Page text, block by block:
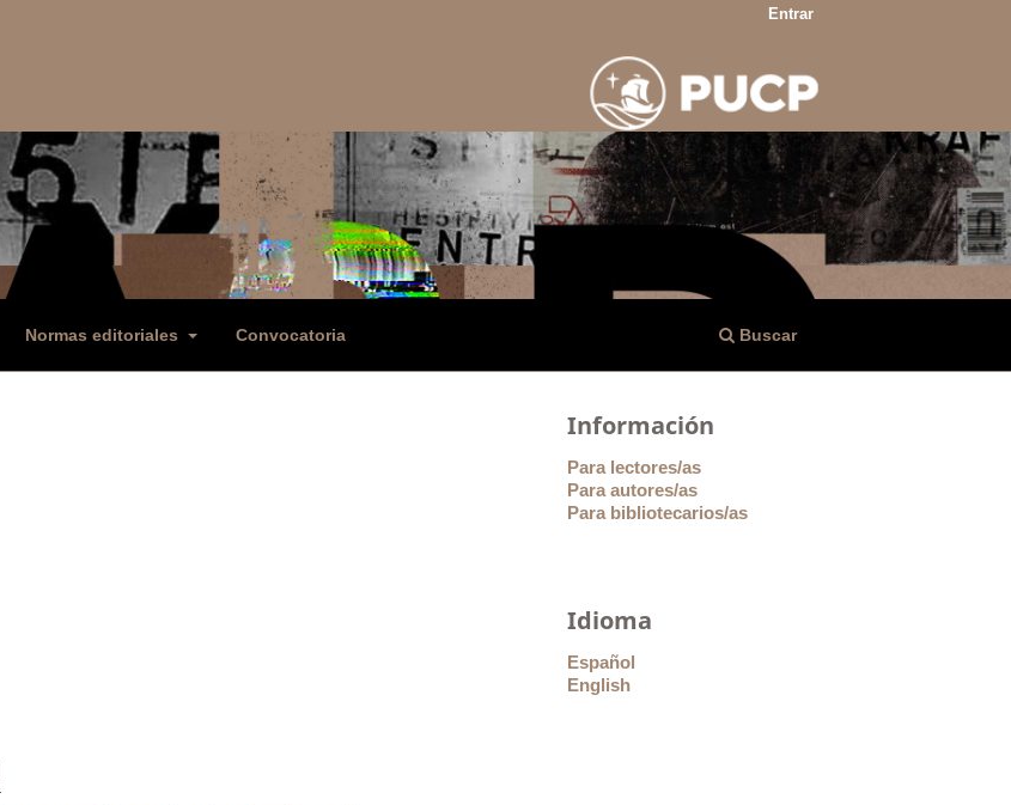
Normas editoriales Convocatoria Buscar
Entrar
Información
Para lectores/as
Para autores/as
Para bibliotecarios/as
Idioma
Español
English